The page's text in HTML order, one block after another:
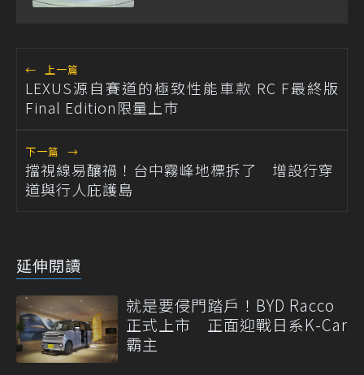
← 上一篇
LEXUS源自賽道的極致性能車款 RC F最終版
Final Edition限量上市
下一篇 →
擋視線易釀禍！台中霧峰地標拆了 增設行穿
道與行人庇護島
延伸閱讀
就是要侵門踏戶！BYD Racco
正式上市 正面迎戰日系K-Car
霸主